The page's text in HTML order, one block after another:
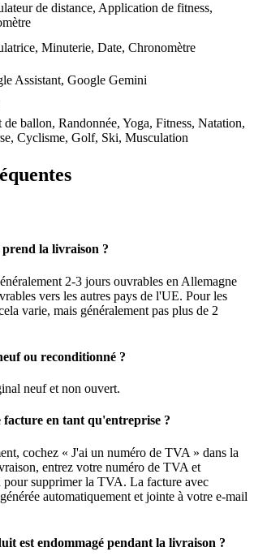
de distance, Application de fitness,
Minuterie, Date, Chronomètre
Assistant, Google Gemini
de ballon, Randonnée, Yoga, Fitness, Natation,
Cyclisme, Golf, Ski, Musculation
la livraison ?
2-3 jours ouvrables en Allemagne
vers les autres pays de l'UE. Pour les
varie, mais généralement pas plus de 2
ou reconditionné ?
neuf et non ouvert.
en tant qu'entreprise ?
cochez « J'ai un numéro de TVA » dans la
entrez votre numéro de TVA et
pour supprimer la TVA. La facture avec
automatiquement et jointe à votre e-mail
est endommagé pendant la livraison ?